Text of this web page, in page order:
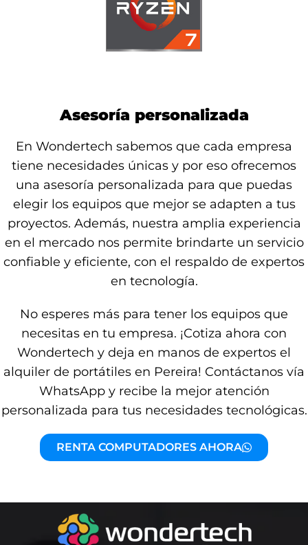
Asesoría personalizada
En Wondertech sabemos que cada empresa
tiene necesidades únicas y por eso ofrecemos
una asesoría personalizada para que puedas
elegir los equipos que mejor se adapten a tus
proyectos. Además, nuestra amplia experiencia
en el mercado nos permite brindarte un servicio
confiable y eficiente, con el respaldo de expertos
en tecnología.
No esperes más para tener los equipos que
necesitas en tu empresa. ¡Cotiza ahora con
Wondertech y deja en manos de expertos el
alquiler de portátiles en Pereira! Contáctanos vía
WhatsApp y recibe la mejor atención
personalizada para tus necesidades tecnológicas.
RENTA COMPUTADORES AHORA